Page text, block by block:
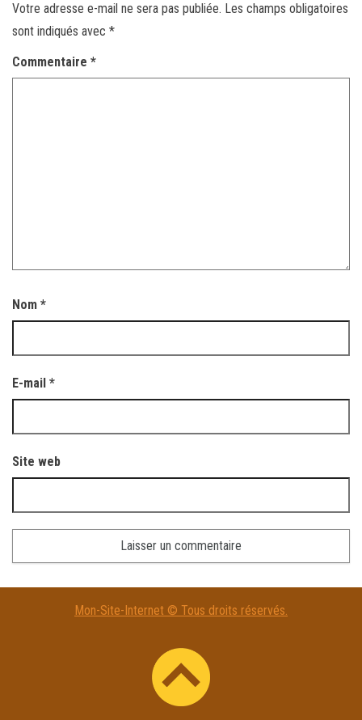
Votre adresse e-mail ne sera pas publiée. Les champs obligatoires
sont indiqués avec *
Commentaire *
Nom *
E-mail *
Site web
A
Mon-Site-Internet © Tous droits réservés.